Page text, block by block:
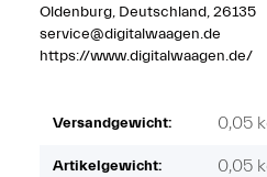
Oldenburg, Deutschland, 26135
service@digitalwaagen.de
https://www.digitalwaagen.de/
Versandgewicht: 0,05
Artikelgewicht: 0,05